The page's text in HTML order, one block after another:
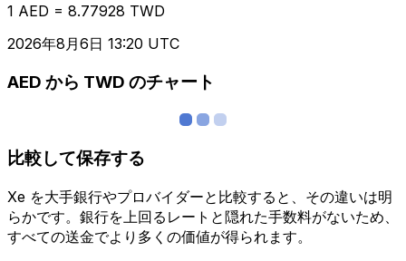
1 AED = 8.77928 TWD
2026年8月6日 13:20 UTC
AED から TWD のチャート
比較して保存する
Xe を大手銀行やプロバイダーと比較すると、その違いは明
らかです。銀行を上回るレートと隠れた手数料がないため、
すべての送金でより多くの価値が得られます。